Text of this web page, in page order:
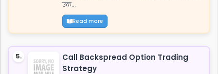
एक...
Read more
5.
Call Backspread Option Trading
Strategy